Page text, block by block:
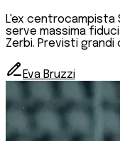
L'ex centrocampista
serve massima
Zerbi. Previsti
Eva Bruzzi